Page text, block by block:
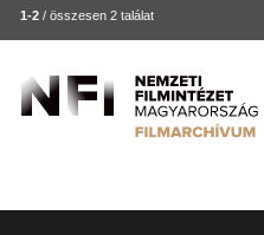
1-2 / összesen 2 találat